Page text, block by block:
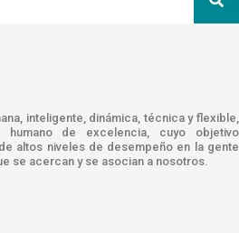
inteligente, dinámica, técnica y flexible,
de excelencia, cuyo objetivo
altos niveles de desempeño en la gente
se acercan y se asocian a nosotros.